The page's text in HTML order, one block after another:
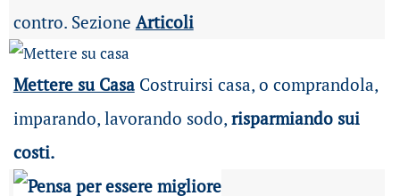
contro. Sezione Articoli
Mettere su Casa Costruirsi casa, o comprandola,
imparando, lavorando sodo, risparmiando sui
costi.